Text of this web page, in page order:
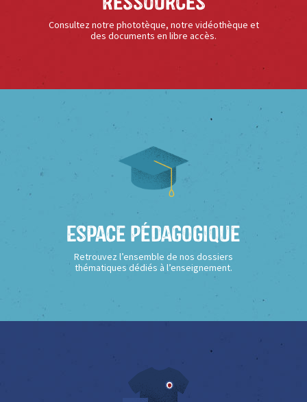
Consultez notre phototèque, notre vidéothèque et
des documents en libre accès.
Espace Pédagogique
Retrouvez l’ensemble de nos dossiers
thématiques dédiés à l’enseignement.